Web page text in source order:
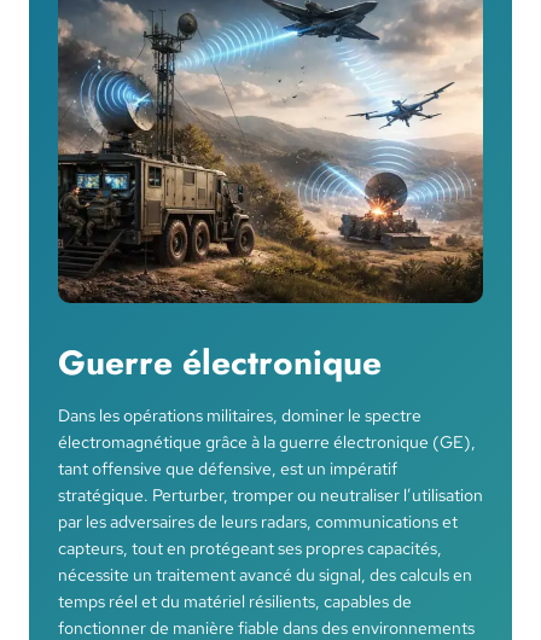
Guerre électronique
Dans les opérations militaires, dominer le spectre
électromagnétique grâce à la guerre électronique (GE),
tant offensive que défensive, est un impératif
stratégique. Perturber, tromper ou neutraliser l’utilisation
par les adversaires de leurs radars, communications et
capteurs, tout en protégeant ses propres capacités,
nécessite un traitement avancé du signal, des calculs en
temps réel et du matériel résilients, capables de
fonctionner de manière fiable dans des environnements